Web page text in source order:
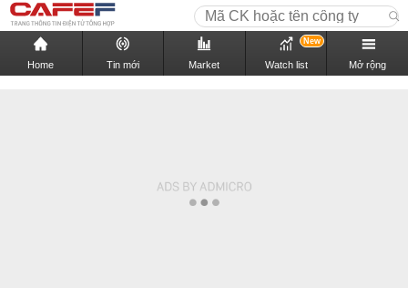
Home Tin mới Market Watch list
New
Mở rộng